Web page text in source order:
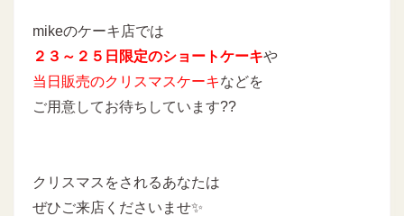
mikeのケーキ店では
２３～２５日限定のショートケーキや
当日販売のクリスマスケーキなどを
ご用意してお待ちしています??
クリスマスをされるあなたは
ぜひご来店くださいませ✨